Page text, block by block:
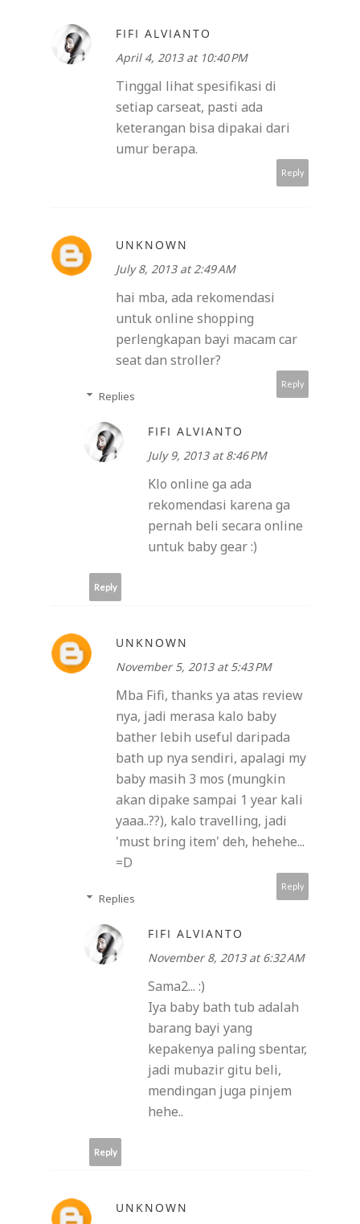
FIFI ALVIANTO
April 4, 2013 at 10:40 PM
Tinggal lihat spesifikasi di
setiap carseat, pasti ada
keterangan bisa dipakai dari
umur berapa.
Reply
UNKNOWN
July 8, 2013 at 2:49 AM
hai mba, ada rekomendasi
untuk online shopping
perlengkapan bayi macam car
seat dan stroller?
Reply
Replies
FIFI ALVIANTO
July 9, 2013 at 8:46 PM
Klo online ga ada
rekomendasi karena ga
pernah beli secara online
untuk baby gear :)
Reply
UNKNOWN
November 5, 2013 at 5:43 PM
Mba Fifi, thanks ya atas review
nya, jadi merasa kalo baby
bather lebih useful daripada
bath up nya sendiri, apalagi my
baby masih 3 mos (mungkin
akan dipake sampai 1 year kali
yaaa..??), kalo travelling, jadi
'must bring item' deh, hehehe...
=D
Reply
Replies
FIFI ALVIANTO
November 8, 2013 at 6:32 AM
Sama2... :)
Iya baby bath tub adalah
barang bayi yang
kepakenya paling sbentar,
jadi mubazir gitu beli,
mendingan juga pinjem
hehe..
Reply
UNKNOWN